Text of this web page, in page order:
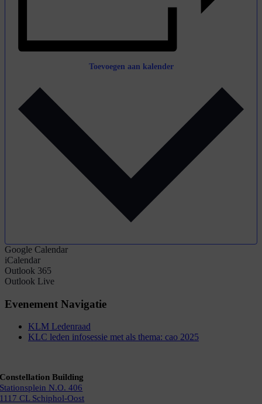
Toevoegen aan kalender
Google Calendar
iCalendar
Outlook 365
Outlook Live
Evenement Navigatie
KLM Ledenraad
KLC leden infosessie met als thema: cao 2025
Constellation Building
Stationsplein N.O. 406
1117 CL Schiphol-Oost